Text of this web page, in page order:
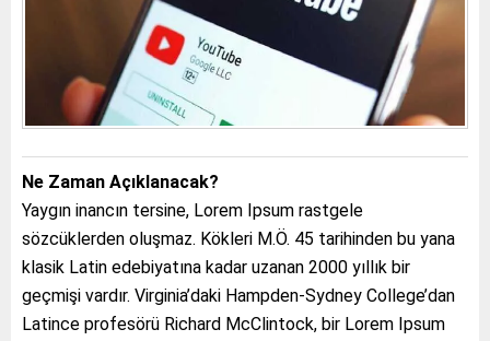
Ne Zaman Açıklanacak?
Yaygın inancın tersine, Lorem Ipsum rastgele
sözcüklerden oluşmaz. Kökleri M.Ö. 45 tarihinden bu yana
klasik Latin edebiyatına kadar uzanan 2000 yıllık bir
geçmişi vardır. Virginia’daki Hampden-Sydney College’dan
Latince profesörü Richard McClintock, bir Lorem Ipsum